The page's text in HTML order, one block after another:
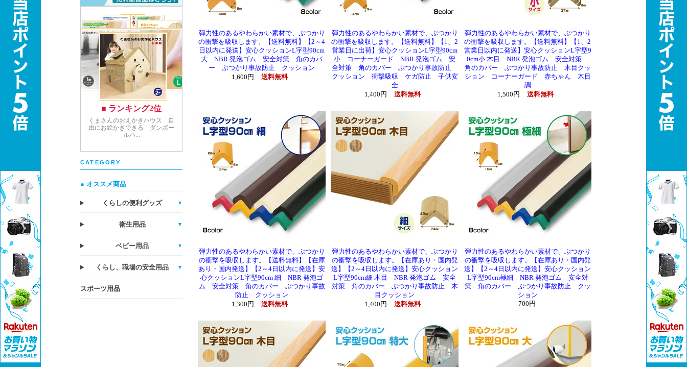
CATEGORY
● オススメ商品
くらしの便利グッズ ▼
衛生用品 ▼
ベビー用品 ▼
くらし、職場の安全用品 ▼
スポーツ用品
弾力性のあるやわらかい素材で、ぶつかり
の衝撃を吸収します。【送料無料】【2～4
日以内に発送】安心クッションL字型90cm
大 NBR 発泡ゴム 安全対策 角のカバ
ー ぶつかり事故防止 クッション
1,600円
送料無料
弾力性のあるやわらかい素材で、ぶつかり
の衝撃を吸収します。【送料無料】【1、2
営業日に出荷】安心クッションL字型90cm
小 コーナーガード NBR 発泡ゴム 安
全対策 角のカバー ぶつかり事故防止
クッション 衝撃吸収 ケガ防止 子供安
全
1,400円
送料無料
弾力性のあるやわらかい素材で、ぶつかり
の衝撃を吸収します。【送料無料】【1、2
営業日以内に発送】安心クッションL字型9
0cm小 木目 NBR 発泡ゴム 安全対策
角のカバー ぶつかり事故防止 木目クッ
ション コーナーガード 赤ちゃん 木目
調
1,500円
送料無料
弾力性のあるやわらかい素材で、ぶつかり
の衝撃を吸収します。【送料無料】【在庫
あり・国内発送】【2～4日以内に発送】安
心クッションL字型90cm 細 NBR 発泡ゴ
ム 安全対策 角のカバー ぶつかり事故
防止 クッション
1,300円
送料無料
弾力性のあるやわらかい素材で、ぶつかり
の衝撃を吸収します。【在庫あり・国内発
送】【2～4日以内に発送】安心クッション
L字型90cm細 木目 NBR 発泡ゴム 安全
対策 角のカバー ぶつかり事故防止 木
目クッション
1,400円
送料無料
弾力性のあるやわらかい素材で、ぶつかり
の衝撃を吸収します。【在庫あり・国内発
送】【2～4日以内に発送】安心クッション
L字型90cm極細 NBR 発泡ゴム 安全対
策 角のカバー ぶつかり事故防止 クッ
ション
700円